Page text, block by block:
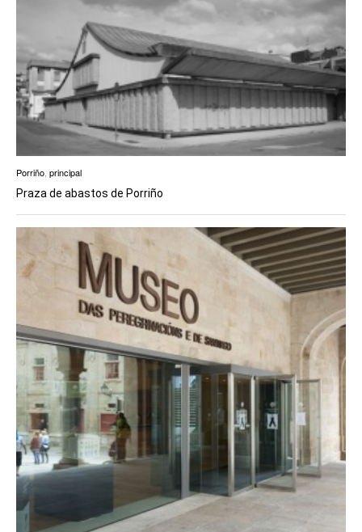
Porriño principal
Praza de abastos de Porriño